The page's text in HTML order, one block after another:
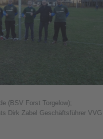
(BSV Forst Torgelow);
Dirk Zabel Geschäftsführer VVG